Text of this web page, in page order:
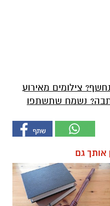
צילומים מאירוע
נשמח שתשתפו
אותך גם